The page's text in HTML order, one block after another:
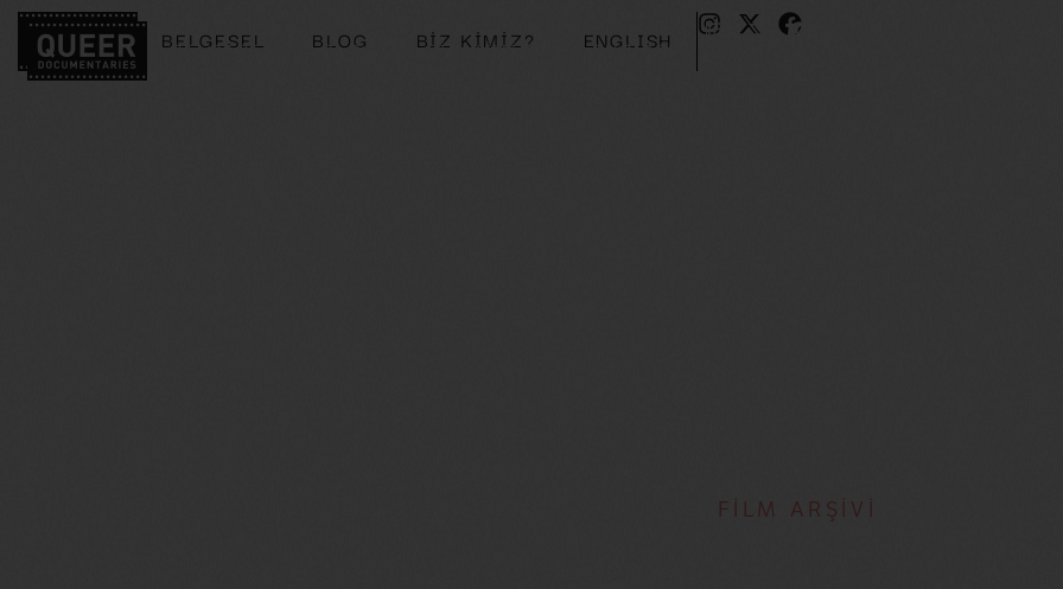
BELGESEL BLOG BIZ KIMIZ? ENGLISH
BELGESEL BLOG BIZ KIMIZ? ENGLISH
FİLM ARŞİVİ